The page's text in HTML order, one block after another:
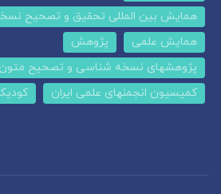
همایش بین المللی تحقیق و تصحیح
همایش علمی
پژوهش
پژوهشهای نسخه شناسی و تصحیح متون
کمیسیون انجمنهای علمی ایران